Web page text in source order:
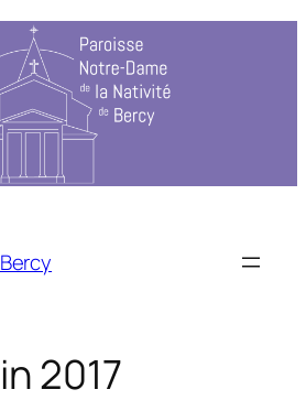
2017